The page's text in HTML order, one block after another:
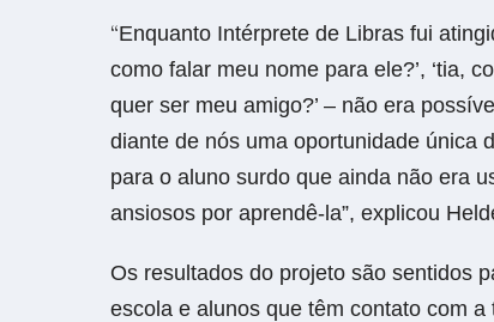
“Enquanto Intérprete de Libras fui
como falar meu nome para ele?’, ‘tia,
quer ser meu amigo?’ – não era
diante de nós uma oportunidade única
para o aluno surdo que ainda não era
ansiosos por aprendê-la”, explicou
Os resultados do projeto são sentidos
escola e alunos que têm contato com